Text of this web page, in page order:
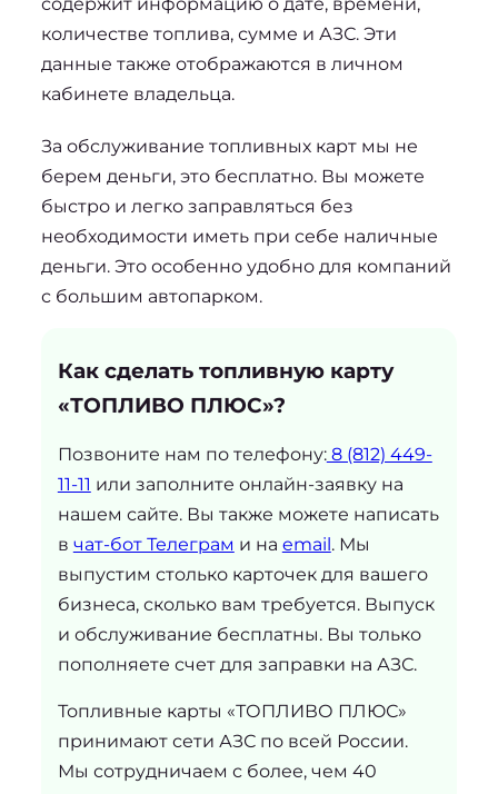
количестве топлива, сумме и АЗС. Эти
данные также отображаются в личном
кабинете владельца.
За обслуживание топливных карт мы не
берем деньги, это бесплатно. Вы можете
быстро и легко заправляться без
необходимости иметь при себе наличные
деньги. Это особенно удобно для компаний
с большим автопарком.
Как сделать топливную карту
«ТОПЛИВО ПЛЮС»?
Позвоните нам по телефону:8 (812) 449-
11-11 или заполните онлайн-заявку на
нашем сайте. Вы также можете написать
в чат-бот Телеграм и на email. Мы
выпустим столько карточек для вашего
бизнеса, сколько вам требуется. Выпуск
и обслуживание бесплатны. Вы только
пополняете счет для заправки на АЗС.
Топливные карты «ТОПЛИВО ПЛЮС»
принимают сети АЗС по всей России.
Мы сотрудничаем с более, чем 40